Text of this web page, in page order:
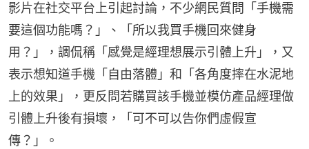
影片在社交平台上引起討論，不少網民質問「手機需
要這個功能嗎？」、「所以我買手機回來健身
用？」，調侃稱「感覺是經理想展示引體上升」，又
表示想知道手機「自由落體」和「各角度摔在水泥地
上的效果」，更反問若購買該手機並模仿產品經理做
引體上升後有損壞，「可不可以告你們虛假宣
傳？」。